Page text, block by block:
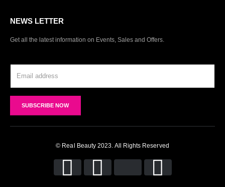
NEWS LETTER
Get all the latest information on Events, Sales and Offers.
© Real Beauty 2023. All Rights Reserved